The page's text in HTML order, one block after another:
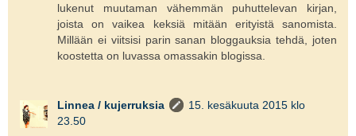
lukenut muutaman vähemmän puhuttelevan kirjan,
joista on vaikea keksiä mitään erityistä sanomista.
Millään ei viitsisi parin sanan bloggauksia tehdä, joten
koostetta on luvassa omassakin blogissa.
Linnea / kujerruksia
15. kesäkuuta 2015 klo
23.50